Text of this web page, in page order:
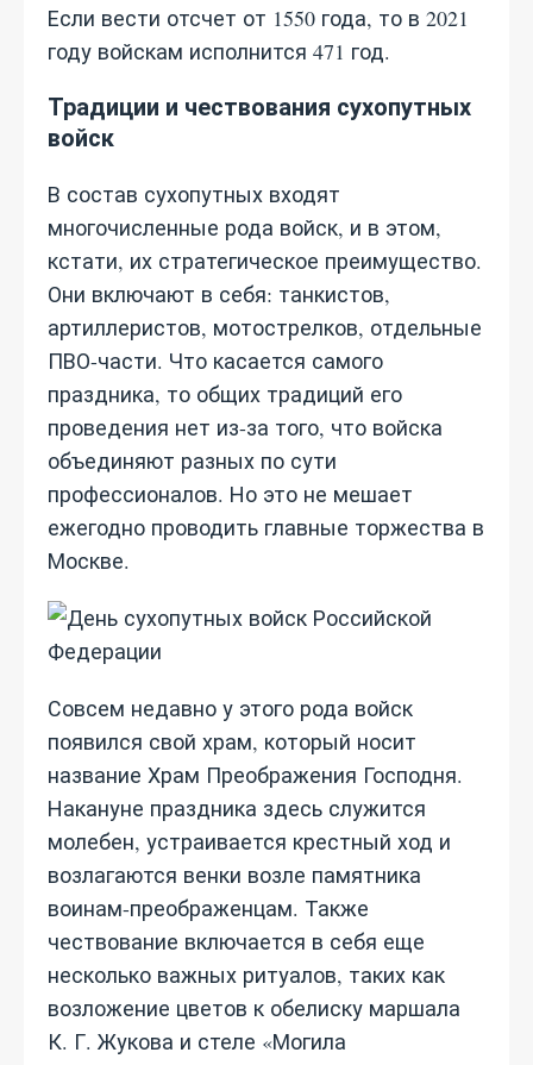
Если вести отсчет от 1550 года, то в 2021
году войскам исполнится 471 год.
Традиции и чествования сухопутных
войск
В состав сухопутных входят
многочисленные рода войск, и в этом,
кстати, их стратегическое преимущество.
Они включают в себя: танкистов,
артиллеристов, мотострелков, отдельные
ПВО-части. Что касается самого
праздника, то общих традиций его
проведения нет из-за того, что войска
объединяют разных по сути
профессионалов. Но это не мешает
ежегодно проводить главные торжества в
Москве.
Совсем недавно у этого рода войск
появился свой храм, который носит
название Храм Преображения Господня.
Накануне праздника здесь служится
молебен, устраивается крестный ход и
возлагаются венки возле памятника
воинам-преображенцам. Также
чествование включается в себя еще
несколько важных ритуалов, таких как
возложение цветов к обелиску маршала
К. Г. Жукова и стеле «Могила